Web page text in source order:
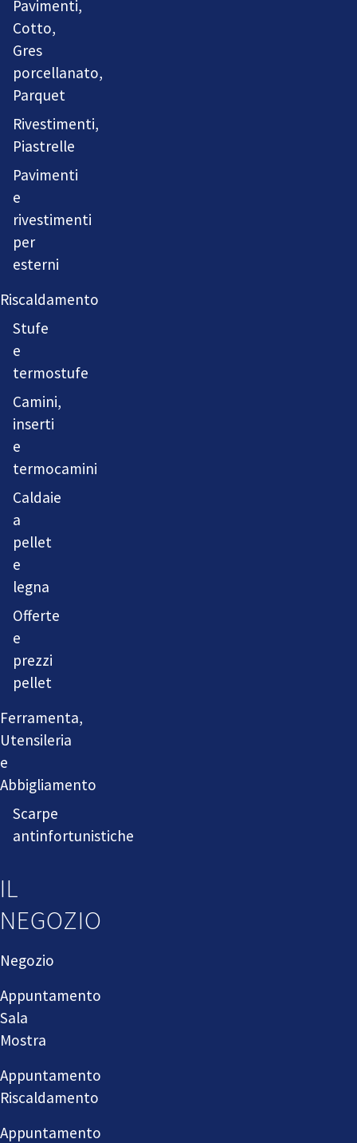
Pavimenti,
Cotto,
Gres
porcellanato,
Parquet
Rivestimenti,
Piastrelle
Pavimenti
e
rivestimenti
per
esterni
Riscaldamento
Stufe
e
termostufe
Camini,
inserti
e
termocamini
Caldaie
a
pellet
e
legna
Offerte
e
prezzi
pellet
Ferramenta,
Utensileria
e
Abbigliamento
Scarpe
antinfortunistiche
IL
NEGOZIO
Negozio
Appuntamento
Sala
Mostra
Appuntamento
Riscaldamento
Appuntamento